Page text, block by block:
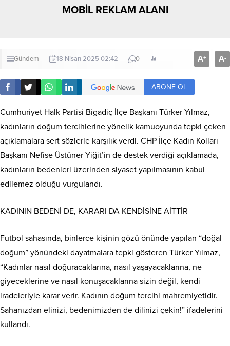
MOBİL REKLAM ALANI
Gündem 18 Nisan 2025 02:42 0 A+ A-
ABONE OL
Cumhuriyet Halk Partisi Bigadiç İlçe Başkanı Türker Yılmaz,
kadınların doğum tercihlerine yönelik kamuoyunda tepki çeken
açıklamalara sert sözlerle karşılık verdi. CHP İlçe Kadın Kolları
Başkanı Nefise Üstüner Yiğit’in de destek verdiği açıklamada,
kadınların bedenleri üzerinden siyaset yapılmasının kabul
edilemez olduğu vurgulandı.
KADININ BEDENİ DE, KARARI DA KENDİSİNE AİTTİR
Futbol sahasında, binlerce kişinin gözü önünde yapılan “doğal
doğum” yönündeki dayatmalara tepki gösteren Türker Yılmaz,
“Kadınlar nasıl doğuracaklarına, nasıl yaşayacaklarına, ne
giyeceklerine ve nasıl konuşacaklarına sizin değil, kendi
iradeleriyle karar verir. Kadının doğum tercihi mahremiyetidir.
Sahanızdan elinizi, bedenimizden de dilinizi çekin!” ifadelerini
kullandı.